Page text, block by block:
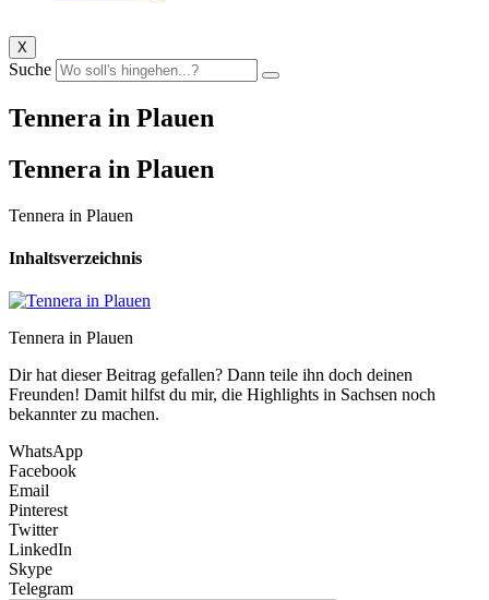
X
Suche
Tennera in Plauen
Tennera in Plauen
Tennera in Plauen
Inhaltsverzeichnis
Tennera in Plauen
Dir hat dieser Beitrag gefallen? Dann teile ihn doch deinen
Freunden! Damit hilfst du mir, die Highlights in Sachsen noch
bekannter zu machen.
WhatsApp
Facebook
Email
Pinterest
Twitter
LinkedIn
Skype
Telegram